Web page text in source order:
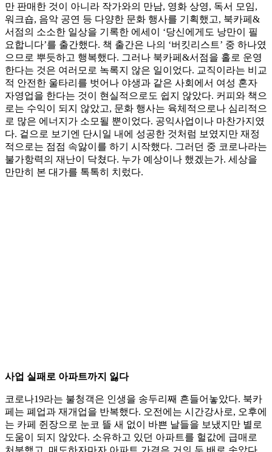
만 판매한 것이 아니라 작가와의 만남, 영화 상영, 독서 모임,
워크숍, 음악 공연 등 다양한 문화 행사를 기획했고, 북카페&
서점의 소소한 일상을 기록한 에세이 ‘당신에게도 낭만이 필
요합니다’를 출간했다. 책 출간은 나의 ‘버킷리스트’ 중 하나였
으므로 뿌듯하고 행복했다. 그러나 북카페&서점을 홀로 운영
한다는 것은 여러모로 녹록지 않은 일이었다. 교직이라는 비교
적 안전한 울타리를 벗어나 야생과 같은 사회에서 여성 혼자
자영업을 한다는 것이 현실적으로도 쉽지 않았다. 커피와 책으
로는 수익이 되지 않았고, 문화 행사는 육체적으로나 심리적으
로 많은 에너지가 소모될 뿐이었다. 공익사업이나 마찬가지였
다. 겉으로 보기엔 단시일 내에 성공한 것처럼 보였지만 재정
적으로는 점점 속앓이를 하기 시작했다. 그러던 중 코로나라는
불가항력의 재난이 닥쳤다. 누가 예상이나 했겠는가. 세상을
만만히 본 대가를 톡톡히 치렀다.
사업 실패로 아파트까지 잃다
코로나19라는 불청객은 인생을 송두리째 흔들어놓았다. 북카
페는 폐업과 재개업을 반복했다. 오전에는 시간강사로, 오후에
는 카페 쥔장으로 눈코 뜰 새 없이 바쁜 날들을 보냈지만 별로
도움이 되지 않았다. 소유하고 있던 아파트를 헐값에 급매로